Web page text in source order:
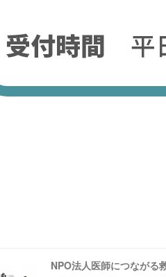
NPO法人医師につながる